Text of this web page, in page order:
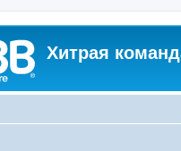
Хитрая